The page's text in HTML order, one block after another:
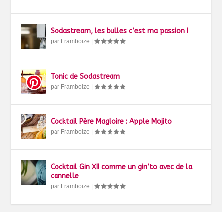
Sodastream, les bulles c’est ma passion !
par Framboize |
Tonic de Sodastream
par Framboize |
Cocktail Père Magloire : Apple Mojito
par Framboize |
Cocktail Gin XII comme un gin’to avec de la
cannelle
par Framboize |